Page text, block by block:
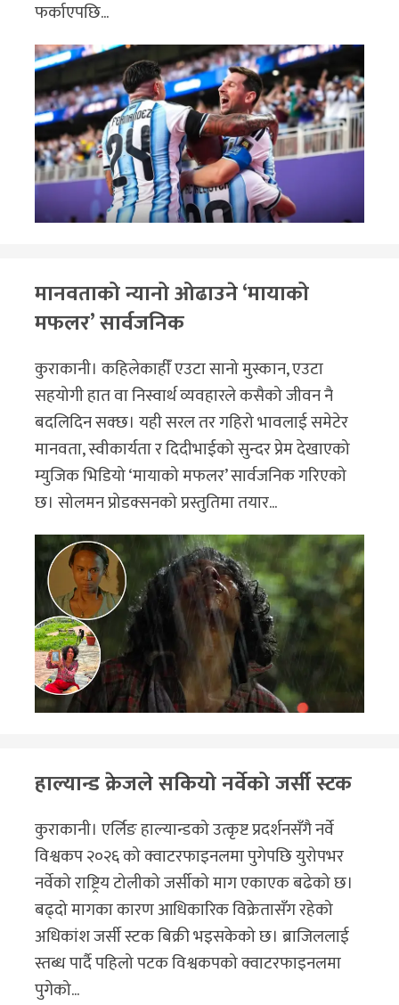
फर्काएपछि...
मानवताको न्यानो ओढाउने ‘मायाको
मफलर’ सार्वजनिक
कुराकानी। कहिलेकाहीँ एउटा सानो मुस्कान, एउटा
सहयोगी हात वा निस्वार्थ व्यवहारले कसैको जीवन नै
बदलिदिन सक्छ। यही सरल तर गहिरो भावलाई समेटेर
मानवता, स्वीकार्यता र दिदीभाईको सुन्दर प्रेम देखाएको
म्युजिक भिडियो ‘मायाको मफलर’ सार्वजनिक गरिएको
छ। सोलमन प्रोडक्सनको प्रस्तुतिमा तयार...
हाल्यान्ड क्रेजले सकियो नर्वेको जर्सी स्टक
कुराकानी। एर्लिङ हाल्यान्डको उत्कृष्ट प्रदर्शनसँगै नर्वे
विश्वकप २०२६ को क्वाटरफाइनलमा पुगेपछि युरोपभर
नर्वेको राष्ट्रिय टोलीको जर्सीको माग एकाएक बढेको छ।
बढ्दो मागका कारण आधिकारिक विक्रेतासँग रहेको
अधिकांश जर्सी स्टक बिक्री भइसकेको छ। ब्राजिललाई
स्तब्ध पार्दै पहिलो पटक विश्वकपको क्वाटरफाइनलमा
पुगेको...